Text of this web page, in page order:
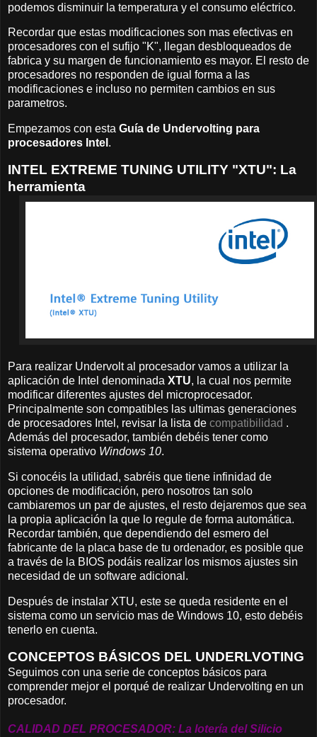
podemos disminuir la temperatura y el consumo eléctrico.
Recordar que estas modificaciones son mas efectivas en
procesadores con el sufijo "K", llegan desbloqueados de
fabrica y su margen de funcionamiento es mayor. El resto de
procesadores no responden de igual forma a las
modificaciones e incluso no permiten cambios en sus
parametros.
Empezamos con esta Guía de Undervolting para
procesadores Intel .
INTEL EXTREME TUNING UTILITY "XTU": La
herramienta
Para realizar Undervolt al procesador vamos a utilizar la
aplicación de Intel denominada XTU, la cual nos permite
modificar diferentes ajustes del microprocesador.
Principalmente son compatibles las ultimas generaciones
de procesadores Intel, revisar la lista de compatibilidad .
Además del procesador, también debéis tener como
sistema operativo Windows 10.
Si conocéis la utilidad, sabréis que tiene infinidad de
opciones de modificación, pero nosotros tan solo
cambiaremos un par de ajustes, el resto dejaremos que sea
la propia aplicación la que lo regule de forma automática.
Recordar también, que dependiendo del esmero del
fabricante de la placa base de tu ordenador, es posible que
a través de la BIOS podáis realizar los mismos ajustes sin
necesidad de un software adicional.
Después de instalar XTU, este se queda residente en el
sistema como un servicio mas de Windows 10, esto debéis
tenerlo en cuenta.
CONCEPTOS BÁSICOS DEL UNDERLVOTING
Seguimos con una serie de conceptos básicos para
comprender mejor el porqué de realizar Undervolting en un
procesador.
CALIDAD DEL PROCESADOR: La lotería del Silicio